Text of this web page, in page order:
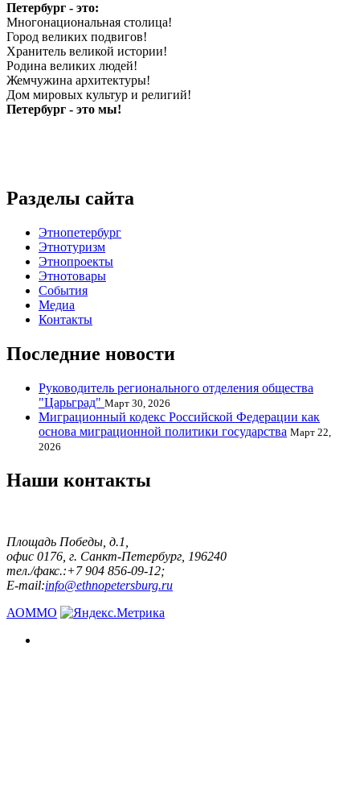
Петербург - это:
Многонациональная столица!
Город великих подвигов!
Хранитель великой истории!
Родина великих людей!
Жемчужина архитектуры!
Дом мировых культур и религий!
Петербург - это мы!
Разделы сайта
Этнопетербург
Этнотуризм
Этнопроекты
Этнотовары
События
Медиа
Контакты
Последние новости
Руководитель регионального отделения общества
"Царьград" Март 30, 2026
Миграционный кодекс Российской Федерации как
основа миграционной политики государства Март 22,
2026
Наши контакты
Площадь Победы, д.1,
офис 0176, г. Санкт-Петербург, 196240
тел./факс.:+7 904 856-09-12;
E-mail:info@ethnopetersburg.ru
АОММО